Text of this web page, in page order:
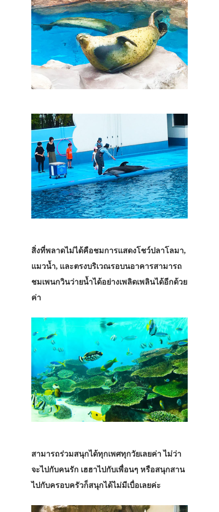
สิ่งที่พลาดไม่ได้คือชมการแสดงโชว์ปลาโลมา,
แมวน้ำ, และตรงบริเวณรอบนอาคารสามารถ
ชมเพนกวินว่ายน้ำได้อย่างเพลิดเพลินได้อีกด้วย
ค่า
สามารถร่วมสนุกได้ทุกเพศทุกวัยเลยค่า ไม่ว่า
จะไปกับคนรัก เฮฮาไปกับเพื่อนๆ หรือสนุกสาน
ไปกับครอบครัวก็สนุกได้ไม่มีเบื่อเลยค่ะ